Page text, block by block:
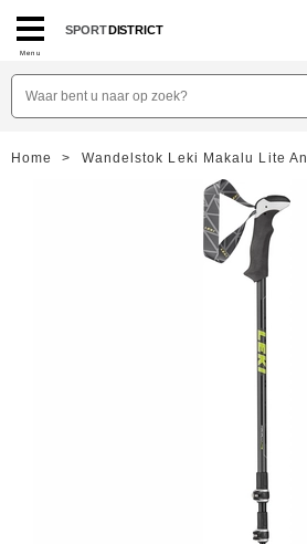
Menu
SPORTDISTRICT
Home > Wandelstok Leki Makalu Lite